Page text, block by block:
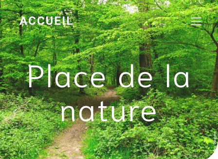
ACCUEIL
Place de la
nature